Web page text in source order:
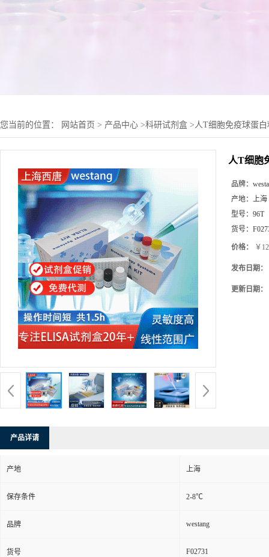
您当前的位置： 网站首页 > 产品中心 >科研试剂盒 >人T细胞免疫球蛋
人T细胞
品牌：
产地： 上海
型号： 96T
货号：
价格： ￥
发布日期：
更新日期：
产品详请
产地 上海
保存条件 2-8℃
品牌 westang
货号 F02731